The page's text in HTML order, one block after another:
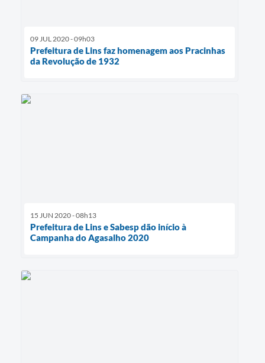
09 JUL 2020 - 09h03
Prefeitura de Lins faz homenagem aos Pracinhas
da Revolução de 1932
15 JUN 2020 - 08h13
Prefeitura de Lins e Sabesp dão início à
Campanha do Agasalho 2020